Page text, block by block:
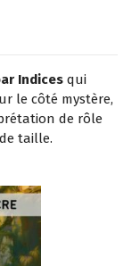
Indices qui
le côté mystère,
de rôle
taille.